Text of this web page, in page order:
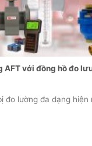
với đồng hồ đo
đo lường đa dạng hiện